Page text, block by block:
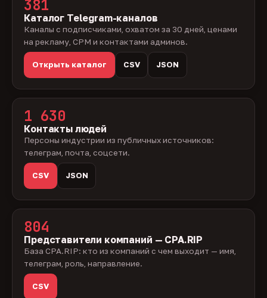
381
Каталог Telegram-каналов
Каналы с подписчиками, охватом за 30 дней, ценами
на рекламу, CPM и контактами админов.
Открыть каталог CSV JSON
1 630
Контакты людей
Персоны индустрии из публичных источников:
телеграм, почта, соцсети.
CSV JSON
804
Представители компаний — CPA.RIP
База CPA.RIP: кто из компаний с чем выходит — имя,
телеграм, роль, направление.
CSV